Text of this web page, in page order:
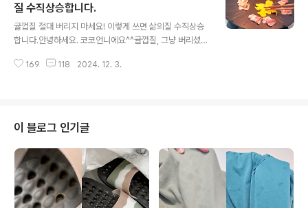
지와 이물질이 쌓여있어요. 건조한 겨울철에는 작은 먼지
도 스파크를 일으켜 화재로 이어질 가능성이 크기 때문에
꼭! 깨끗하게 관리가 필요하답니다. 멀티탭 청소의 시작
은 전원차단! 코드를 뽑고 5분정도 지나서 전류전기가 빠
지면 안전하게 청소를 시작해요. 첫째도 안전, 둘째도 안
질 수직상승합니다.
귤껍질 절대 버리지 마세요! 이렇게 쓰면 삶의질 수직상승
합니다.안녕하세요. 코코언니에요^^귤껍질, 그냥 버리셨나
요. 귤껍질 활용법은 두말하면 입이 아픈 정도랍니다. 무
을 맛있게 먹고 나서 한가득 쌓인 귤껍질도 겨울철 요긴하
게 써먹는 맛이 있어요! 귤껍질을 집안 곳곳에 두는 것 만
으로도 향긋한 귤향기와 함께 가습효과를 볼 수 있어요. 귤
껍질에 가득한 수분이 건조함을 덜어주고 향긋한 귤향기
는 돈주고 산 방향제 부럽지 않아요. 귤껍질을 다시백에
넣어서 신발장이나 냉장고에 ..
169 118 2024. 12. 3.
이 블로그 인기글